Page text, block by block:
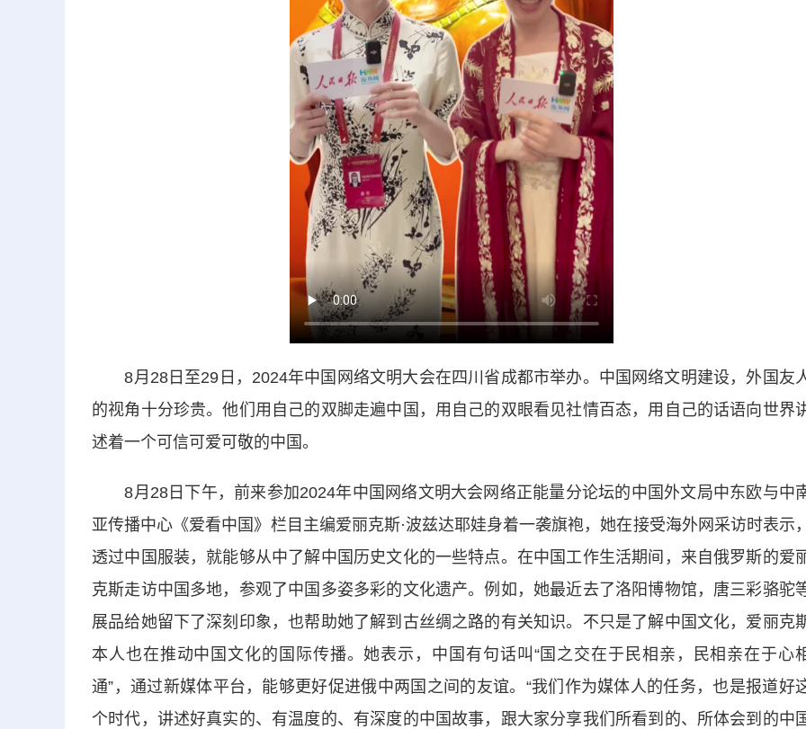
8月28日至29日，2024年中国网络文明大会在四川省成都市举办。中国网络文明建设，外国友
的视角十分珍贵。他们用自己的双脚走遍中国，用自己的双眼看见社情百态，用自己的话语向世界
述着一个可信可爱可敬的中国。
8月28日下午，前来参加2024年中国网络文明大会网络正能量分论坛的中国外文局中东欧与中
亚传播中心《爱看中国》栏目主编爱丽克斯·波兹达耶娃身着一袭旗袍，她在接受海外网采访时表示
透过中国服装，就能够从中了解中国历史文化的一些特点。在中国工作生活期间，来自俄罗斯的爱
克斯走访中国多地，参观了中国多姿多彩的文化遗产。例如，她最近去了洛阳博物馆，唐三彩骆驼
展品给她留下了深刻印象，也帮助她了解到古丝绸之路的有关知识。不只是了解中国文化，爱丽克
本人也在推动中国文化的国际传播。她表示，中国有句话叫“国之交在于民相亲，民相亲在于心
通”，通过新媒体平台，能够更好促进俄中两国之间的友谊。“我们作为媒体人的任务，也是报道好
个时代，讲述好真实的、有温度的、有深度的中国故事，跟大家分享我们所看到的、所体会到的中